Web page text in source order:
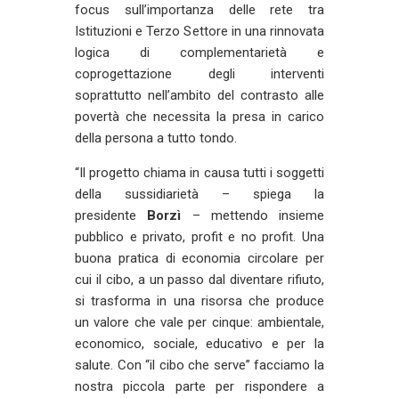
focus sull’importanza delle rete tra
Istituzioni e Terzo Settore in una rinnovata
logica di complementarietà e
coprogettazione degli interventi
soprattutto nell’ambito del contrasto alle
povertà che necessita la presa in carico
della persona a tutto tondo.
“Il progetto chiama in causa tutti i soggetti
della sussidiarietà – spiega la
presidente Borzì – mettendo insieme
pubblico e privato, profit e no profit. Una
buona pratica di economia circolare per
cui il cibo, a un passo dal diventare rifiuto,
si trasforma in una risorsa che produce
un valore che vale per cinque: ambientale,
economico, sociale, educativo e per la
salute. Con “il cibo che serve” facciamo la
nostra piccola parte per rispondere a